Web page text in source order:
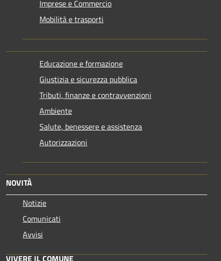
Imprese e Commercio
Mobilità e trasporti
Educazione e formazione
Giustizia e sicurezza pubblica
Tributi, finanze e contravvenzioni
Ambiente
Salute, benessere e assistenza
Autorizzazioni
NOVITÀ
Notizie
Comunicati
Avvisi
VIVERE IL COMUNE